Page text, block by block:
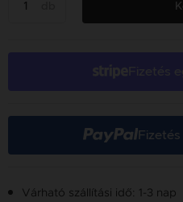
Fizetés
Várható szállítási idő: 1-3 nap